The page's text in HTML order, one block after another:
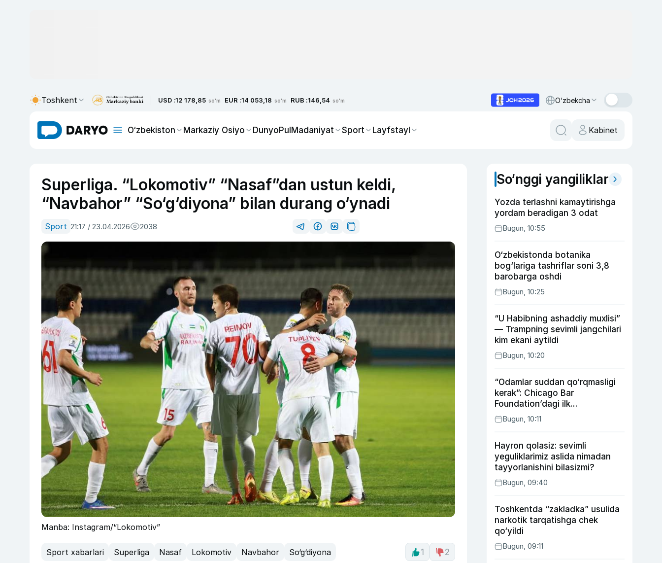
Toshkent USD :12 178,85 so'm EUR :14 053,18 so'm RUB :146,54 so'm O‘zbekcha
O‘zbekiston Markaziy Osiyo DunyoPulMadaniyat Sport Layfstayl Kabinet
Superliga. “Lokomotiv” “Nasaf”dan ustun keldi,
“Navbahor” “So‘g‘diyona” bilan durang o‘ynadi
Sport 21:17 / 23.04.2026 2038
Manba: Instagram/“Lokomotiv”
Sport xabarlari Superliga Nasaf Lokomotiv Navbahor So‘g‘diyona 1 2
So‘nggi yangiliklar
Yozda terlashni kamaytirishga
yordam beradigan 3 odat
Bugun, 10:55
O‘zbekistonda botanika
bog‘lariga tashriflar soni 3,8
barobarga oshdi
Bugun, 10:25
“U Habibning ashaddiy muxlisi”
— Trampning sevimli jangchilari
kim ekani aytildi
Bugun, 10:20
“Odamlar suddan qo‘rqmasligi
kerak”: Chicago Bar
Foundation’dagi ilk
o‘zbekistonlik Go‘zal
Abduaxatova
Bugun, 10:11
Hayron qolasiz: sevimli
yeguliklarimiz aslida nimadan
tayyorlanishini bilasizmi?
Bugun, 09:40
Toshkentda “zakladka” usulida
narkotik tarqatishga chek
qo‘yildi
Bugun, 09:11